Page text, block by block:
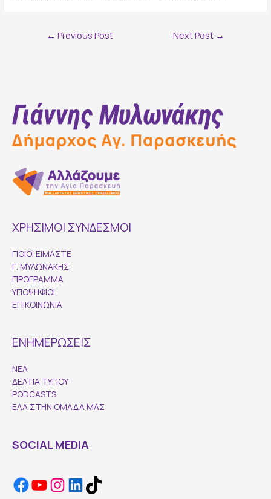
← Previous Post Next Post →
ΧΡΗΣΙΜΟΙ ΣΥΝΔΕΣΜΟΙ
ΠΟΙΟΙ ΕΙΜΑΣΤΕ
Γ. ΜΥΛΩΝΑΚΗΣ
ΠΡΟΓΡΑΜΜΑ
ΥΠΟΨΗΦΙΟΙ
ΕΠΙΚΟΙΝΩΝΙΑ
ΕΝΗΜΕΡΩΣΕΙΣ
ΝΕΑ
ΔΕΛΤΙΑ ΤΥΠΟΥ
PODCASTS
ΕΛΑ ΣΤΗΝ ΟΜΑΔΑ ΜΑΣ
SOCIAL MEDIA
Facebook
YouTube
Instagram
LinkedIn
TikTok